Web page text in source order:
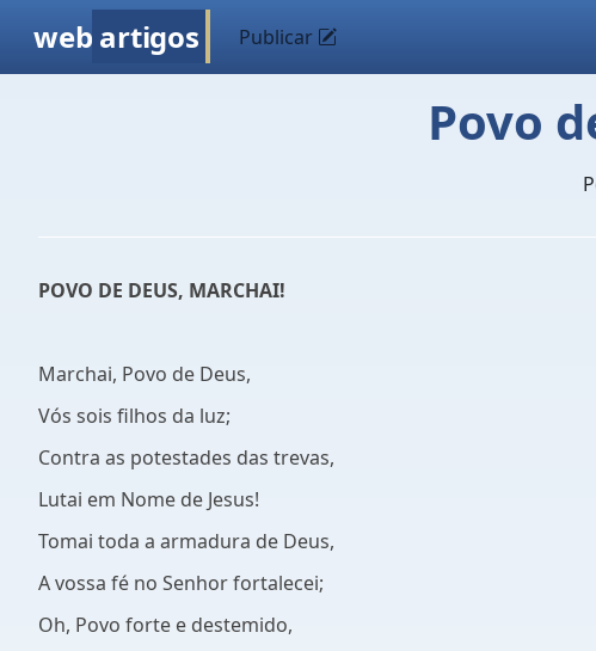
web artigos Publicar
Povo
POVO DE DEUS, MARCHAI!
Marchai, Povo de Deus,
Vós sois filhos da luz;
Contra as potestades das trevas,
Lutai em Nome de Jesus!
Tomai toda a armadura de Deus,
A vossa fé no Senhor fortalecei;
Oh, Povo forte e destemido,